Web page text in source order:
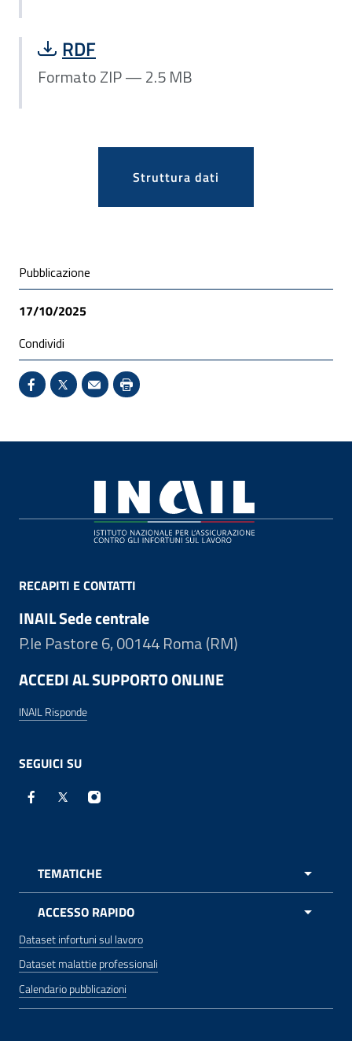
Scarica file Formato ZIP — 2.5 MB:
RDF
Formato ZIP — 2.5 MB
Apri
Struttura dati
Condivisione social
Pubblicazione
17/10/2025
Condividi
Condividi su Facebook - Sito esterno - Apertura in
X - Sito esterno - Apertura in nuova finestra
Invio Mail: apre il programma di posta
Stampa pagina: scelta meno
RECAPITI E CONTATTI
INAIL Sede centrale
P.le Pastore 6, 00144 Roma (RM)
ACCEDI AL SUPPORTO ONLINE
INAIL Risponde
SEGUICI SU
Facebook - Sito esterno - apre una nuova finestra
X - Sito esterno - apre una nuova finestra
Instagram - Sito esterno - apre una
TEMATICHE
ACCESSO RAPIDO
Dataset infortuni sul lavoro
Dataset malattie professionali
Calendario pubblicazioni